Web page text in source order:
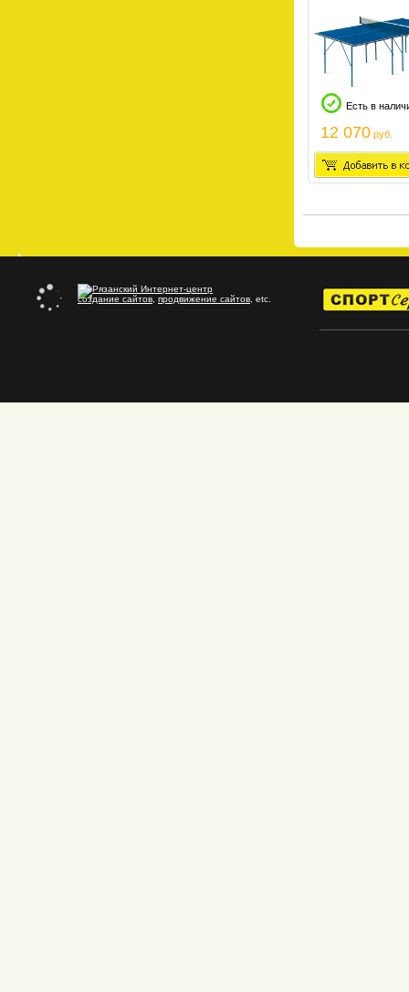
Есть в
12 070 руб.
создание сайтов продвижение сайтов , etc.